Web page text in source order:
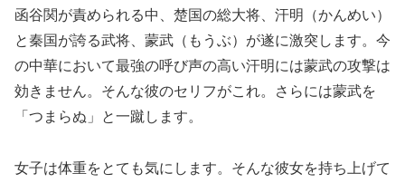
函谷関が責められる中、楚国の総大将、汗明（かんめい）
と秦国が誇る武将、蒙武（もうぶ）が遂に激突します。今
の中華において最強の呼び声の高い汗明には蒙武の攻撃は
効きません。そんな彼のセリフがこれ。さらには蒙武を
「つまらぬ」と一蹴します。
女子は体重をとても気にします。そんな彼女を持ち上げて